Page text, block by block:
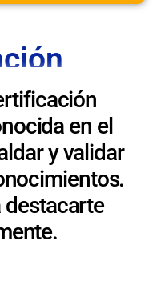
en el
y validar
destacarte